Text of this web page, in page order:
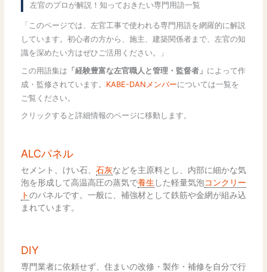
左官のプロが解説！知っておきたい専門用語一覧
「このページでは、左官工事で使われる専門用語を網羅的に解説
しています。初心者の方から、施主、建築関係者まで、左官の知
識を深めたい方はぜひご活用ください。」
この用語集は 「経験豊富な左官職人と管理・監督者」 によって作
成・監修されています。 KABE-DANメンバーについては一覧を
ご覧ください。
クリックすると詳細情報のページに移動します。
ALCパネル
セメント、けい石、 石灰などを主原料とし、内部に細かな気
泡を形成して高温高圧の蒸気で養生 した軽量気泡コンクリー
トのパネルです。一般に、補強材として鉄筋や金網が組み込
まれています。
DIY
専門業者に依頼せず、住まいの改修・製作・補修を自分で行